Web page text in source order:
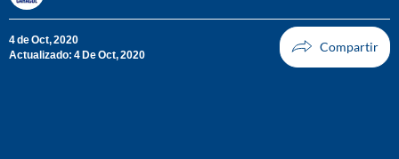
4 de Oct, 2020
Actualizado: 4 De Oct, 2020